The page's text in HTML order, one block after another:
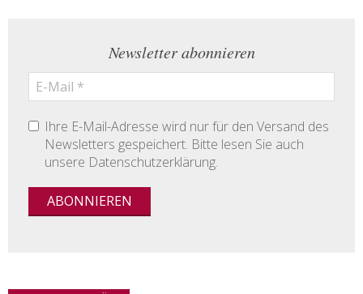
Newsletter abonnieren
Ihre E-Mail-Adresse wird nur für den Versand des
Newsletters gespeichert. Bitte lesen Sie auch
unsere Datenschutzerklärung.